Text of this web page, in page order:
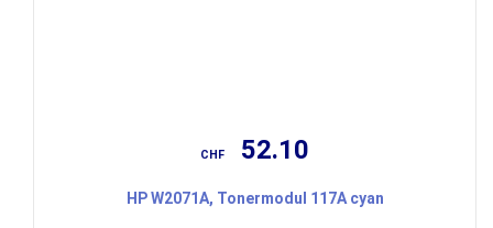
CHF 52.10
HP W2071A, Tonermodul 117A cyan